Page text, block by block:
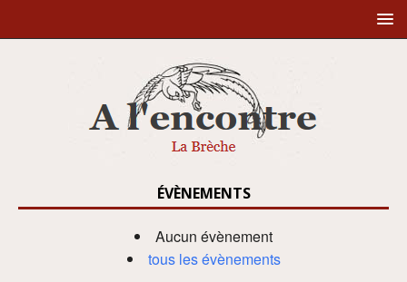
ÉVÈNEMENTS
Aucun évènement
tous les évènements